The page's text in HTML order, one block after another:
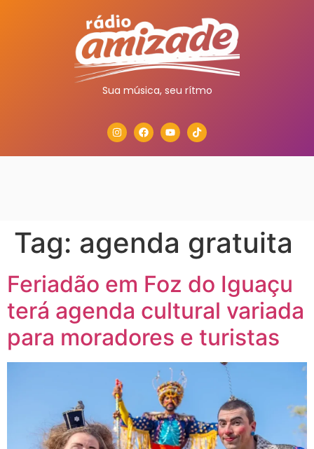
Sua música, seu rítmo
Tag: agenda gratuita
Feriadão em Foz do Iguaçu
terá agenda cultural variada
para moradores e turistas